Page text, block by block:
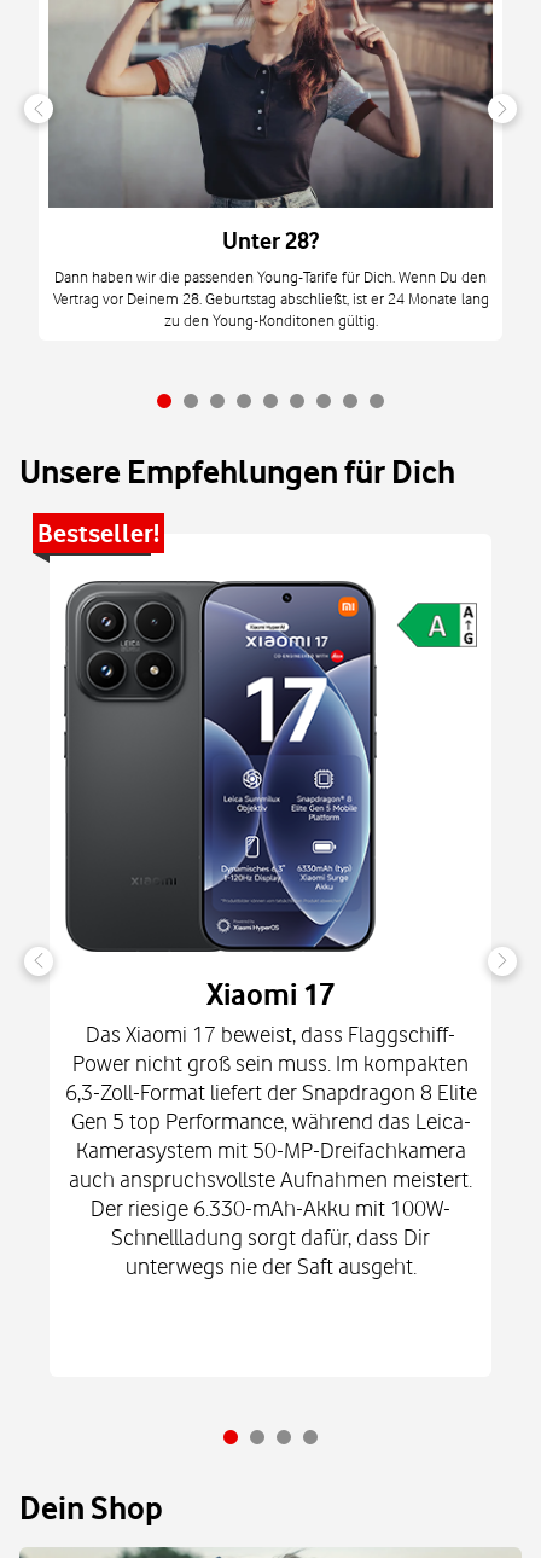
Unter 28?
Dann haben wir die passenden Young-Tarife für Dich. Wenn Du den
Vertrag vor Deinem 28. Geburtstag abschließt, ist er 24 Monate lang
zu den Young-Konditonen gültig.
Unsere Empfehlungen für Dich
Bestseller!
Xiaomi 17
Das Xiaomi 17 beweist, dass Flaggschiff-
Power nicht groß sein muss. Im kompakten
6,3-Zoll-Format liefert der Snapdragon 8 Elite
Gen 5 top Performance, während das Leica-
Kamerasystem mit 50-MP-Dreifachkamera
auch anspruchsvollste Aufnahmen meistert.
Der riesige 6.330-mAh-Akku mit 100W-
Schnellladung sorgt dafür, dass Dir
unterwegs nie der Saft ausgeht.
Dein Shop